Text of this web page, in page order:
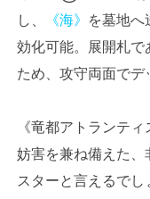
し、
《海》 を墓地
効化可能。展開札で
ため、攻守両面でデ
《竜都アトランテ
妨害を兼ね備えた
スターと言えるでし